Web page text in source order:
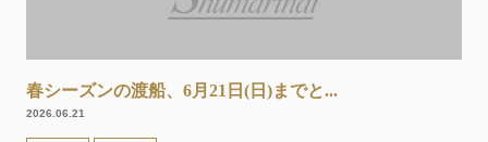
春シーズンの渡船、6月21日(日)までと...
2026.06.21